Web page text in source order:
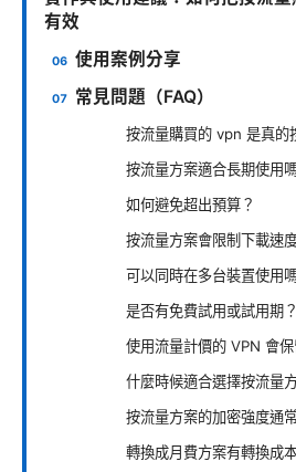
有效
使用案例分享
常見問題（FAQ）
按流量購買的 vpn 是真的
按流量方案適合長期使用
如何避免超出預算？
按流量方案會限制下載速
可以同時在多台裝置使用
是否有免費試用或試用期？
使用流量計價的 VPN 會保
什麼時候適合選擇按流量
按流量方案的加密強度通
轉換成月費方案有轉換成